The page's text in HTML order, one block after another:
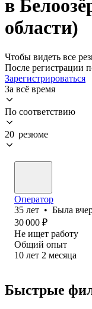
в
области)
Чтобы видеть все
После регистрации
Зарегистрироваться
За всё время
По соответствию
20 резюме
Оператор
35 лет • Была
30 000 ₽
Не ищет работу
Общий опыт
10 лет 2 месяца
Быстрые